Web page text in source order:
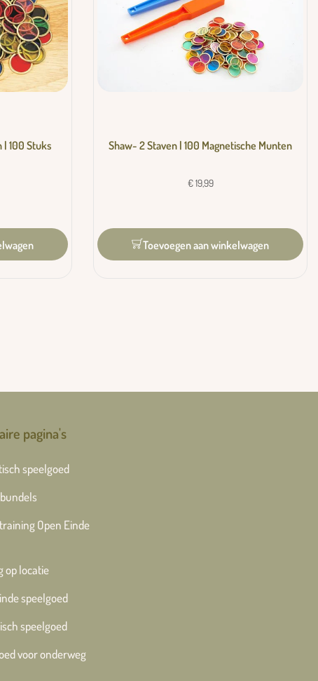
| 100 Stuks Shaw- 2 Staven | 100 Magnetische Munten
€19,99
Toevoegen aan winkelwagen
pagina's
speelgoed
Open Einde
op locatie
speelgoed
speelgoed
voor onderweg